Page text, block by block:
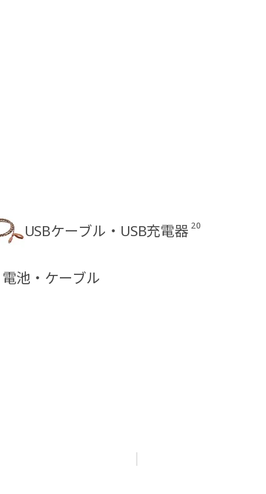
USBケーブル・USB充電器 20
池・ケーブル